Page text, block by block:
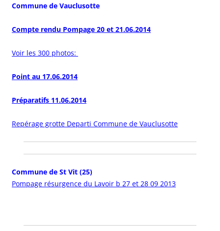
Commune de Vauclusotte
Compte rendu Pompage 20 et 21.06.2014
Voir les 300 photos:
Point au 17.06.2014
Préparatifs 11.06.2014
Repérage grotte Departi Commune de Vauclusotte
Commune de St Vit (25)
Pompage résurgence du Lavoir b 27 et 28 09 2013